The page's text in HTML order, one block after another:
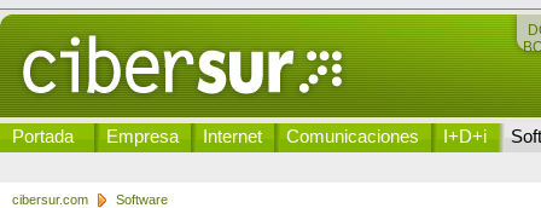
Portada Empresa Internet Comunicaciones I+D+i
cibersur.com Software